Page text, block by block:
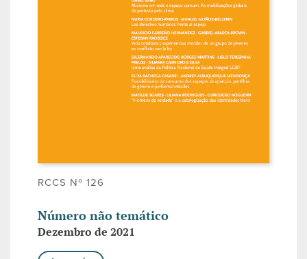
RCCS Nº 126
Número não temático
Dezembro de 2021